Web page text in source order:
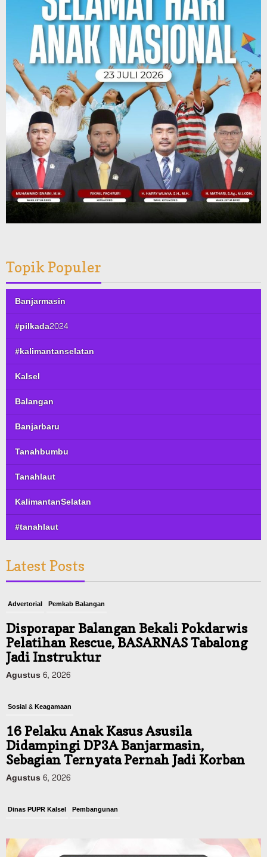
Topik Populer
Banjarmasin
#pilkada2024
#kalimantanselatan
Kalsel
Balangan
Banjarbaru
Tanahbumbu
Tanahlaut
KalimantanSelatan
#tanahlaut
Latest Posts
Advertorial Pemkab Balangan
Disporapar Balangan Bekali Pokdarwis
Pelatihan Rescue, BASARNAS Tabalong
Jadi Instruktur
Agustus 6, 2026
Sosial & Keagamaan
16 Pelaku Anak Kasus Asusila
Didampingi DP3A Banjarmasin,
Sebagian Ternyata Pernah Jadi Korban
Agustus 6, 2026
Dinas PUPR Kalsel Pembangunan
Pemerintah Janji Tingkatkan Fasilitas